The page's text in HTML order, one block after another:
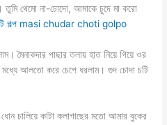
তুমি থেমো না-চোদো, আমাকে চুদে মা করো
চটি গল্প masi chudar choti golpo
মৈনাকদার পাছার তলায় হাত নিয়ে গিয়ে ওর
আলতো করে চেপে ধরলাম। গুদ চোদা চটি
চালিয়ে কাটা কলাগাছের মতো আমার বুকের